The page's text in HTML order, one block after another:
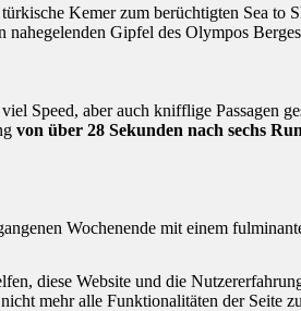
Kemer zum berüchtigten Sea to
nahegelenden Gipfel des Olympos
Speed, aber auch knifflige Passagen
von über 28 Sekunden nach sechs
Wochenende mit einem
diese Website und die
mehr alle Funktionalitäten der Seite